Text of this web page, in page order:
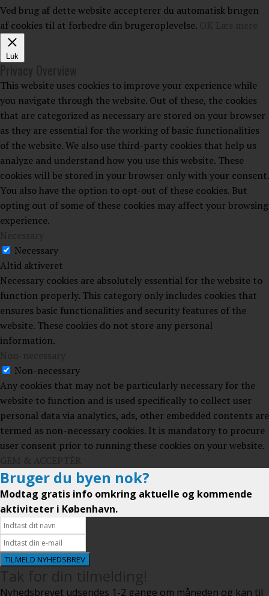
Ved brug af dette website accepterer du automatisk brugen
af cookies til at forbedre din brugeroplevelse.
Luk
This website uses cookies to improve your experience while
you navigate through the website. Out of these, the cookies
that are categorized as necessary are stored on your browser
as they are essential for the working of basic functionalities
of the website. We also use third-party cookies that help us
analyze and understand how you use this website. These
cookies will be stored in your browser only with your consent.
You also have the option to opt-out of these cookies. But
opting out of some of these cookies may affect your browsing
experience.
Necessary
Altid aktiveret
Necessary cookies are absolutely essential for the website to
function properly. This category only includes cookies that
ensures basic functionalities and security features of the
website. These cookies do not store any personal
information.
Non-necessary
Any cookies that may not be particularly necessary for the
website to function and is used specifically to collect user
personal data via analytics, ads, other embedded contents are
termed as non-necessary cookies. It is mandatory to procure
user consent prior to running these cookies on your website.
Bruger du byen nok?
Modtag gratis info omkring aktuelle og kommende
aktiviteter i København.
TILMELD NYHEDSBREV
Nyhedsbrevet udsendes 1-2 gange om måneden og kan til